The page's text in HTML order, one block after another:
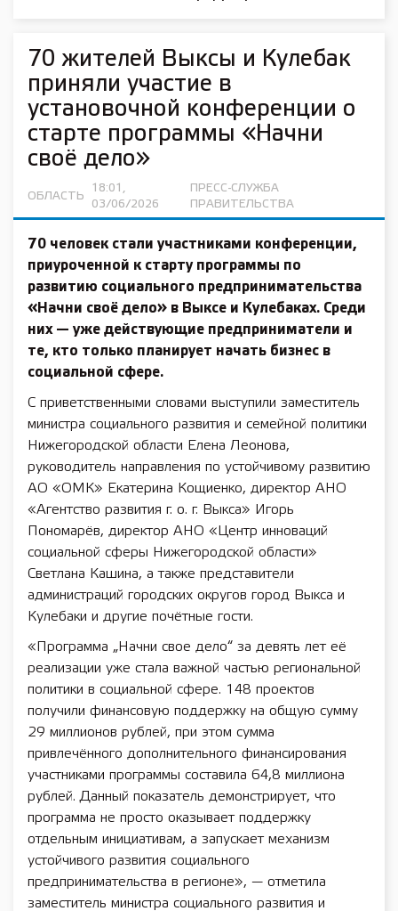
70 жителей Выксы и Кулебак
приняли участие в
установочной конференции о
старте программы «Начни
своё дело»
ОБЛАСТЬ
18:01,
03/06/2026
ПРЕСС-СЛУЖБА
ПРАВИТЕЛЬСТВА
70 человек стали участниками конференции,
приуроченной к старту программы по
развитию социального предпринимательства
«Начни своё дело» в Выксе и Кулебаках. Среди
них — уже действующие предприниматели и
те, кто только планирует начать бизнес в
социальной сфере.
С приветственными словами выступили заместитель
министра социального развития и семейной политики
Нижегородской области Елена Леонова,
руководитель направления по устойчивому развитию
АО «ОМК» Екатерина Кощиенко, директор АНО
«Агентство развития г. о. г. Выкса» Игорь
Пономарёв, директор АНО «Центр инноваций
социальной сферы Нижегородской области»
Светлана Кашина, а также представители
администраций городских округов город Выкса и
Кулебаки и другие почётные гости.
«Программа „Начни свое дело“ за девять лет её
реализации уже стала важной частью региональной
политики в социальной сфере. 148 проектов
получили финансовую поддержку на общую сумму
29 миллионов рублей, при этом сумма
привлечённого дополнительного финансирования
участниками программы составила 64,8 миллиона
рублей. Данный показатель демонстрирует, что
программа не просто оказывает поддержку
отдельным инициативам, а запускает механизм
устойчивого развития социального
предпринимательства в регионе», — отметила
заместитель министра социального развития и